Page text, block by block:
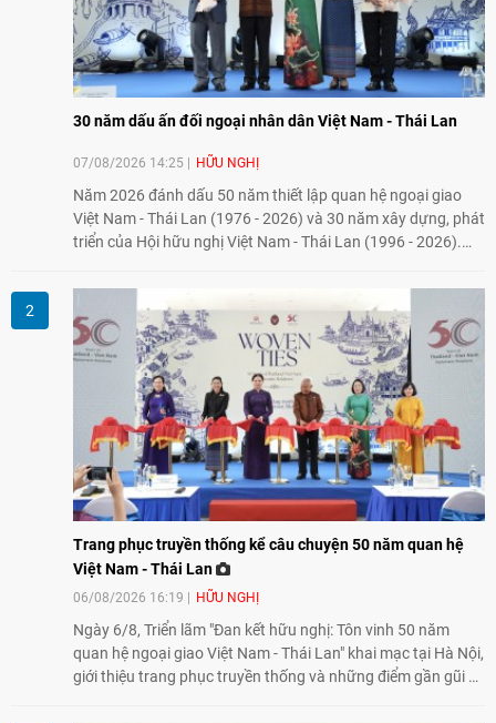
30 năm dấu ấn đối ngoại nhân dân Việt Nam - Thái Lan
07/08/2026 14:25 HỮU NGHỊ
Năm 2026 đánh dấu 50 năm thiết lập quan hệ ngoại giao
Việt Nam - Thái Lan (1976 - 2026) và 30 năm xây dựng, phát
triển của Hội hữu nghị Việt Nam - Thái Lan (1996 - 2026).
tình hữu nghị, đồng thời từng bước mở rộng hoạt động từ
giao lưu truyền thống sang kết nối địa phương, doanh
nghiệp, giáo dục, văn hóa và thế hệ trẻ, góp phần tăng
cường sự hiểu biết và hợp tác giữa nhân dân hai nước.
Trang phục truyền thống kể câu chuyện 50 năm quan hệ
Việt Nam - Thái Lan
06/08/2026 16:19 HỮU NGHỊ
Ngày 6/8, Triển lãm "Đan kết hữu nghị: Tôn vinh 50 năm
quan hệ ngoại giao Việt Nam - Thái Lan" khai mạc tại Hà Nội,
giới thiệu trang phục truyền thống và những điểm gần gũi về